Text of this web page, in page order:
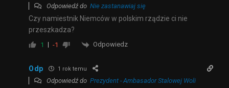
Odpowiedź do Nie zastanawiaj się
Czy namiestnik Niemców w polskim rządzie ci nie
przeszkadza?
1 -1 Odpowiedz
Odp 1 rok temu
Odpowiedź do Prezydent - Ambasador Stalowej Woli